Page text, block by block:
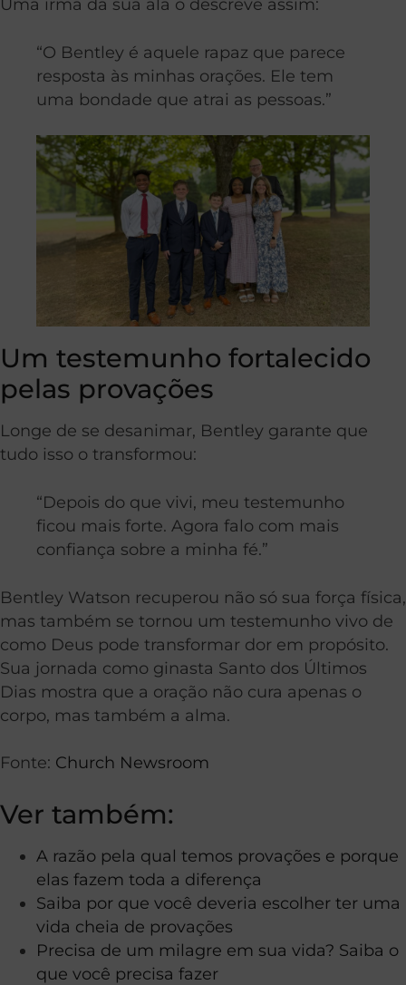
Uma irmã da sua ala o descreve assim:
“O Bentley é aquele rapaz que parece
resposta às minhas orações. Ele tem
uma bondade que atrai as pessoas.”
Um testemunho fortalecido
pelas provações
Longe de se desanimar, Bentley garante que
tudo isso o transformou:
“Depois do que vivi, meu testemunho
ficou mais forte. Agora falo com mais
confiança sobre a minha fé.”
Bentley Watson recuperou não só sua força física,
mas também se tornou um testemunho vivo de
como Deus pode transformar dor em propósito.
Sua jornada como ginasta Santo dos Últimos
Dias mostra que a oração não cura apenas o
corpo, mas também a alma.
Fonte: Church Newsroom
Ver também:
A razão pela qual temos provações e porque
elas fazem toda a diferença
Saiba por que você deveria escolher ter uma
vida cheia de provações
Precisa de um milagre em sua vida? Saiba o
que você precisa fazer